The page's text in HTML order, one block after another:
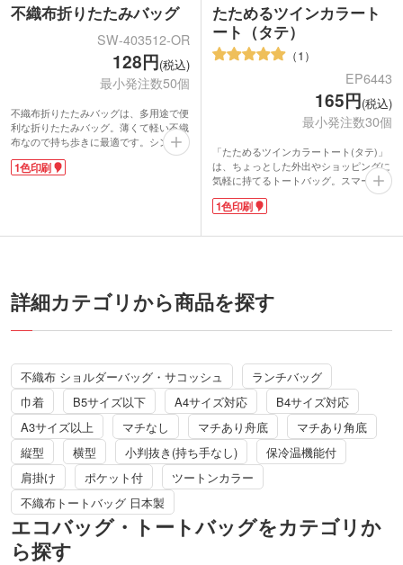
不織布折りたたみバッグ
SW-403512-OR
128円(税込)
最小発注数50個
不織布折りたたみバッグは、多用途で便
利な折りたたみバッグ。薄くて軽い不織
布なので持ち歩きに最適です。シンプル
なので使い勝手が良く男女問わず持ちや
すいブラックのカラーも魅力。バッグに
が出せます。
1色印刷
たためるツインカラート
ート（タテ）
1
EP6443
165円(税込)
最小発注数30個
「たためるツインカラートート(タテ)」
は、ちょっとした外出やショッピングに
気軽に持てるトートバッグ。スマートな
縦型デザインで、軽快なツインカラー。
使わない時はコンパクトにたたんでおけ
エローのポップな4色からお好きな色を
1色印刷
詳細カテゴリから商品を探す
不織布 ショルダーバッグ・サコッシュ
ランチバッグ
巾着
B5サイズ以下 A4サイズ対応
B4サイズ対応
A3サイズ以上
マチなし マチあり舟底
マチあり角底
縦型
横型 小判抜き(持ち手なし)
保冷温機能付
肩掛け
ポケット付
ツートンカラー
不織布トートバッグ 日本製
エコバッグ・トートバッグをカテゴリか
ら探す